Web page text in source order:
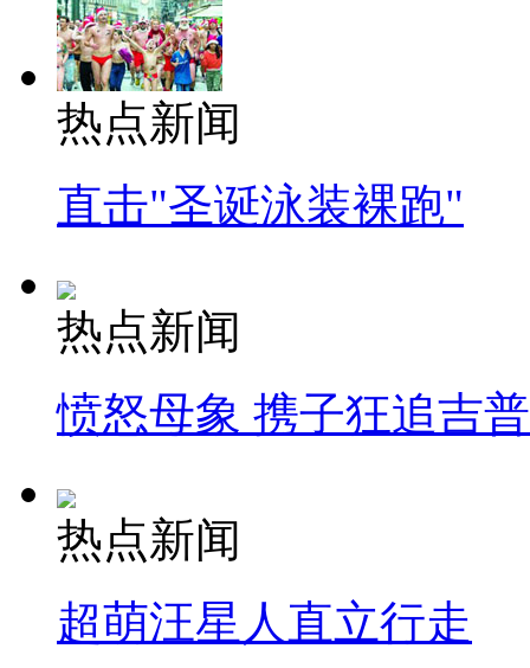
热点新闻
直击"圣诞泳装裸跑"
热点新闻
愤怒母象 携子狂追吉
热点新闻
超萌汪星人直立行走